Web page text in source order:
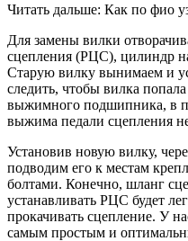
Читать дальше: Как по фио
Для замены вилки
сцепления (РЦС), цилиндр
Старую вилку вынимаем и
следить, чтобы вилка
выжимного подшипника, в
выжима педали сцепления
Установив новую вилку,
подводим его к местам
болтами. Конечно, шланг
устанавливать РЦС будет
прокачивать сцепление. У
самым простым и